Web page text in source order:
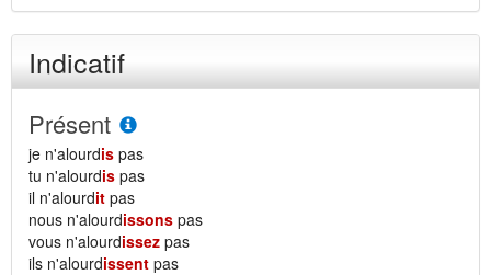
Indicatif
Présent
je n'alourdis pas
tu n'alourdis pas
il n'alourdit pas
nous n'alourdissons pas
vous n'alourdissez pas
ils n'alourdissent pas